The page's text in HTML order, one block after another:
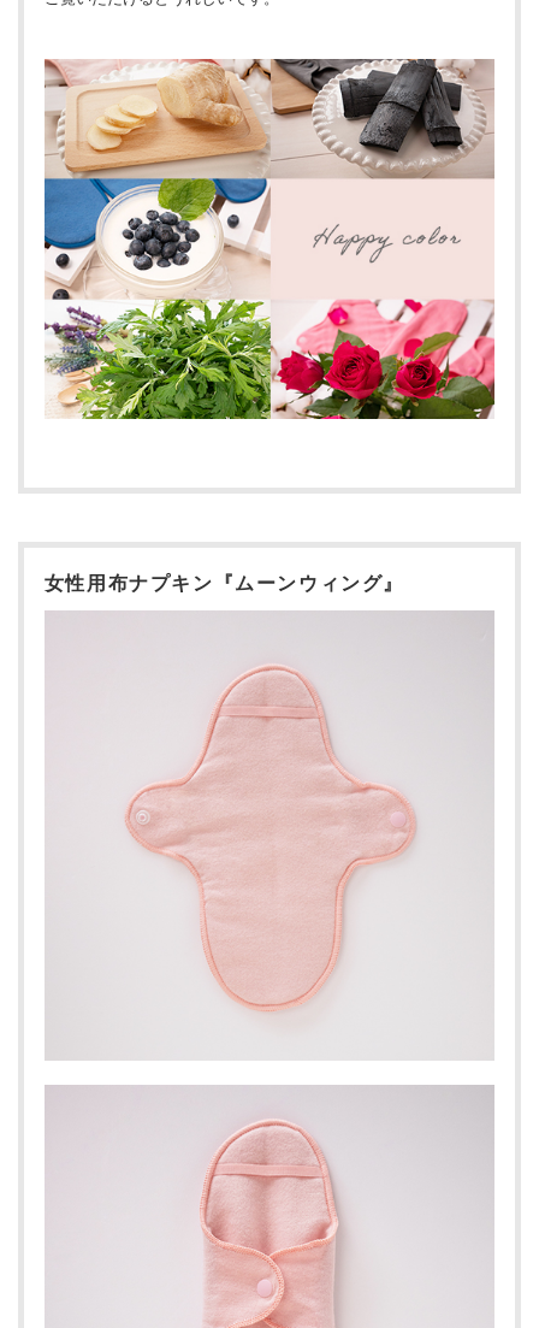
女性用布ナプキン『ムーンウィング』